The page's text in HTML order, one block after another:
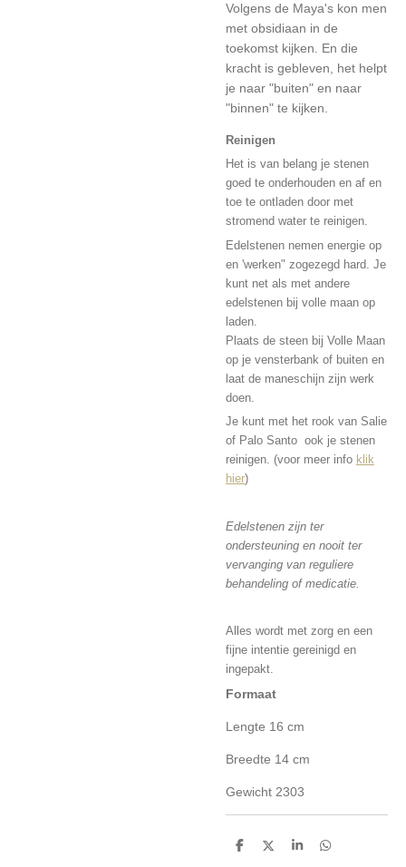
Volgens de Maya's kon men
met obsidiaan in de
toekomst kijken. En die
kracht is gebleven, het helpt
je naar "buiten" en naar
"binnen" te kijken.
Reinigen
Het is van belang je stenen
goed te onderhouden en af en
toe te ontladen door met
stromend water te reinigen.
Edelstenen nemen energie op
en 'werken" zogezegd hard. Je
kunt net als met andere
edelstenen bij volle maan op
laden.
Plaats de steen bij Volle Maan
op je vensterbank of buiten en
laat de maneschijn zijn werk
doen.
Je kunt met het rook van Salie
of Palo Santo ook je stenen
reinigen. (voor meer info klik
hier)
Edelstenen zijn ter
ondersteuning en nooit ter
vervanging van reguliere
behandeling of medicatie.
Alles wordt met zorg en een
fijne intentie gereinigd en
ingepakt.
Formaat
Lengte 16 cm
Breedte 14 cm
Gewicht 2303
D
D
S
D